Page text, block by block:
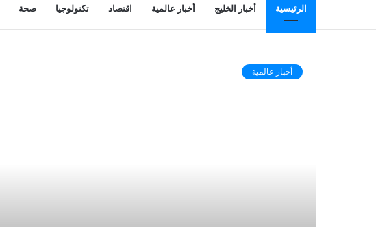
الرئيسية أخبار الخليج أخبار عالمية اقتصاد تكنولوجيا صحة
أخبار عالمية